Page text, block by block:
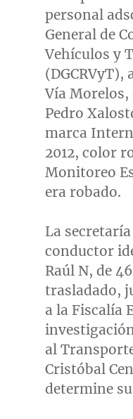
personal
General de
Vehículos y
Vía Morelos,
Pedro
marca
2012, color
Monitoreo
era robado.
La
conductor
Raúl N, de
trasladado,
a la Fiscalía
al
Cristóbal
determine